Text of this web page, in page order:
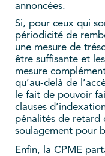
annoncées.
Si, pour ceux qui
périodicité de
une mesure de
être suffisante et
mesure
qu’au-delà de
le fait de pouvoir
clauses
pénalités de retard
soulagement pour
Enfin, la CPME